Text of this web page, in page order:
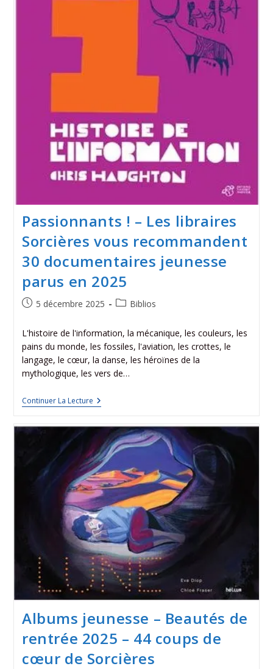
Passionnants ! – Les libraires
Sorcières vous recommandent
30 documentaires jeunesse
parus en 2025
5 décembre 2025 Biblios
L'histoire de l'information, la mécanique, les couleurs, les
pains du monde, les fossiles, l'aviation, les crottes, le
langage, le cœur, la danse, les héroïnes de la
mythologique, les vers de…
Continuer La Lecture
Albums jeunesse – Beautés de
rentrée 2025 – 44 coups de
cœur de Sorcières